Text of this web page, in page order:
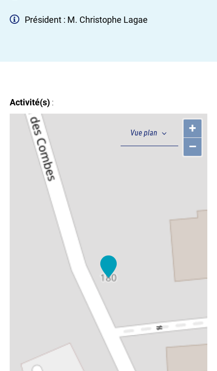
Président : M. Christophe Lagae
Activité(s) :
+
–